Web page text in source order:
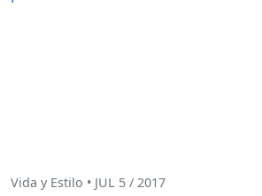
Vida y Estilo • JUL 5 / 2017